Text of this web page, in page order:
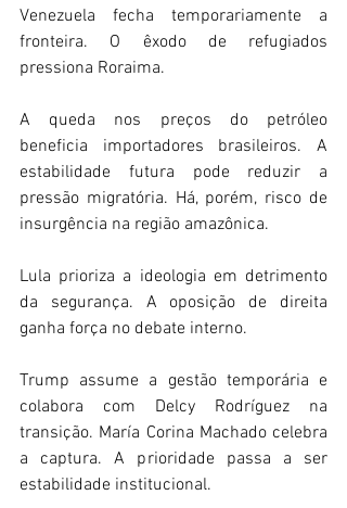
Venezuela fecha temporariamente a
fronteira. O êxodo de refugiados
pressiona Roraima.
A queda nos preços do petróleo
beneficia importadores brasileiros. A
estabilidade futura pode reduzir a
pressão migratória. Há, porém, risco de
insurgência na região amazônica.
Lula prioriza a ideologia em detrimento
da segurança. A oposição de direita
ganha força no debate interno.
Trump assume a gestão temporária e
colabora com Delcy Rodríguez na
transição. María Corina Machado celebra
a captura. A prioridade passa a ser
estabilidade institucional.